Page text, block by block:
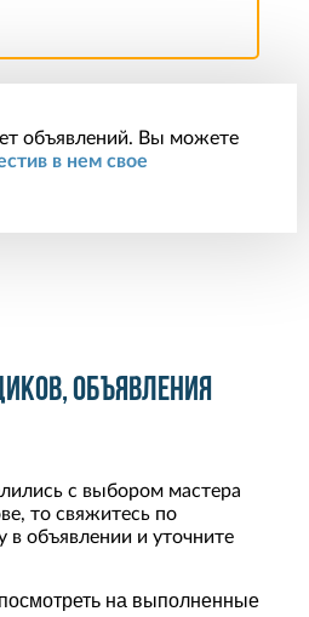
объявлений. Вы можете
в нем свое
объявления
с выбором мастера
то свяжитесь по
в объявлении и уточните
на выполненные